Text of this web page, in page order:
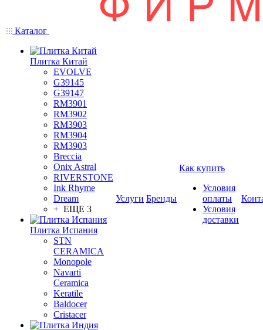
Каталог
Плитка Китай
EVOLVE
G39145
G39147
RM3901
RM3902
RM3903
RM3904
RM3903
Breccia
Onix Astral
RIVERSTONE
Ink Rhyme
Dream
+ ЕЩЕ 3
Плитка Испания
STN
CERAMICA
Monopole
Navarti
Ceramica
Keratile
Baldocer
Cristacer
Услуги Бренды
Как купить
Условия
оплаты
Условия
доставки